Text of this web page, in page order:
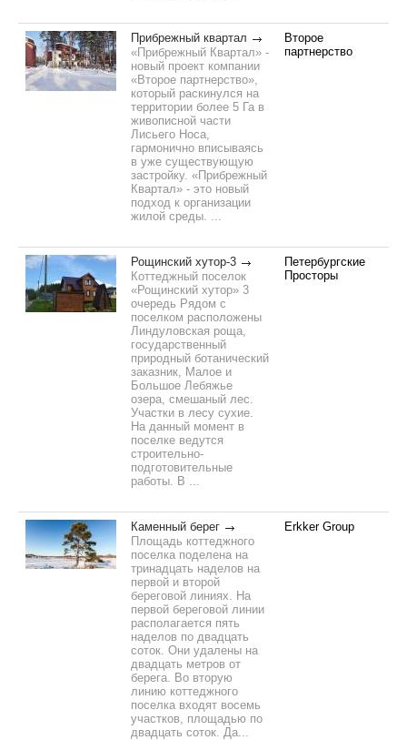
Прибрежный квартал
«Прибрежный Квартал» -
новый проект компании
«Второе партнерство»,
который раскинулся на
территории более 5 Га в
живописной части
Лисьего Носа,
гармонично вписываясь
в уже существующую
застройку. «Прибрежный
Квартал» - это новый
подход к организации
жилой среды. ...
Второе
партнерство
Рощинский хутор-3
Коттеджный поселок
«Рощинский хутор» 3
очередь Рядом с
поселком расположены
Линдуловская роща,
государственный
природный ботанический
заказник, Малое и
Большое Лебяжье
озера, смешаный лес.
Участки в лесу сухие.
На данный момент в
поселке ведутся
строительно-
подготовительные
работы. В ...
Петербургские
Просторы
Каменный берег
Площадь коттеджного
поселка поделена на
тринадцать наделов на
первой и второй
береговой линиях. На
первой береговой линии
располагается пять
наделов по двадцать
соток. Они удалены на
двадцать метров от
берега. Во вторую
линию коттеджного
поселка входят восемь
участков, площадью по
двадцать соток. Да...
Erkker Group